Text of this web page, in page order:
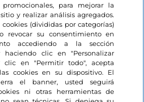
para mejorar la
y realizar análisis agregados.
(divididas por categorías)
revocar su consentimiento en
accediendo a la sección
haciendo clic en "Personalizar
clic en "Permitir todo", acepta
cookies en su dispositivo. El
el banner, usted seguirá
ni otras herramientas de